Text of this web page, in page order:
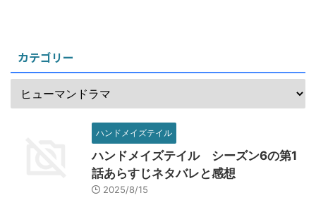
カテゴリー
ハンドメイズテイル
ハンドメイズテイル シーズン6の第1
話あらすじネタバレと感想
2025/8/15